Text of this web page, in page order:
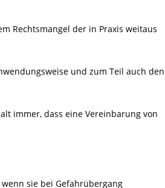
Rechtsmangel der in Praxis weitaus
und zum Teil auch den
immer, dass eine Vereinbarung von
sie bei Gefahrübergang